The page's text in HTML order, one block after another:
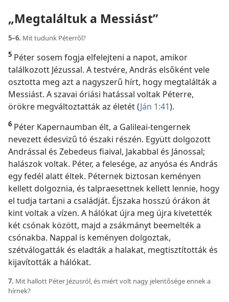
„Megtaláltuk a Messiást”
5–6. Mit tudunk Péterről?
5 Péter sosem fogja elfelejteni a napot, amikor
találkozott Jézussal. A testvére, András elsőként vele
osztotta meg azt a nagyszerű hírt, hogy megtalálták a
Messiást. A szavai óriási hatással voltak Péterre,
örökre megváltoztatták az életét (Ján 1:41).
6 Péter Kapernaumban élt, a Galileai-tengernek
nevezett édesvizű tó északi részén. Együtt dolgozott
Andrással és Zebedeus fiaival, Jakabbal és Jánossal;
halászok voltak. Péter, a felesége, az anyósa és András
egy fedél alatt éltek. Péternek biztosan keményen
kellett dolgoznia, és talpraesettnek kellett lennie, hogy
el tudja tartani a családját. Éjszaka hosszú órákon át
kint voltak a vízen. A hálókat újra meg újra kivetették
két csónak között, majd a zsákmányt beemelték a
csónakba. Nappal is keményen dolgoztak,
szétválogatták és eladták a halakat, megtisztították és
kijavították a hálókat.
7. Mit hallott Péter Jézusról, és miért volt nagy jelentősége ennek a
hírnek?